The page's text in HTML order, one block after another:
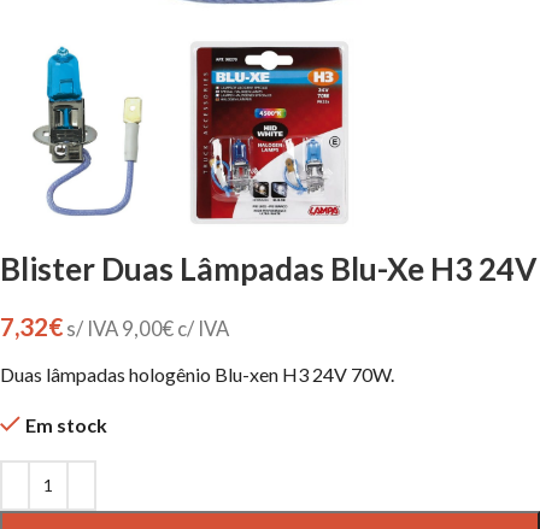
Blister Duas Lâmpadas Blu-Xe H3 24V
7,32€ s/ IVA 9,00€ c/ IVA
Duas lâmpadas hologênio Blu-xen H3 24V 70W.
Em stock